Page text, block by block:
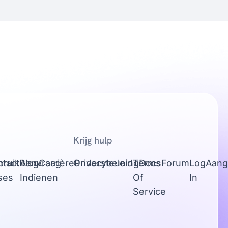
Aanvraag
Indienen
BlogCarrièrePrivacybeleidTerms
Of
Service
Krijg hulp
OndersteuningDocsForumLog
In